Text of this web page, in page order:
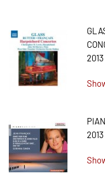
2013
2013